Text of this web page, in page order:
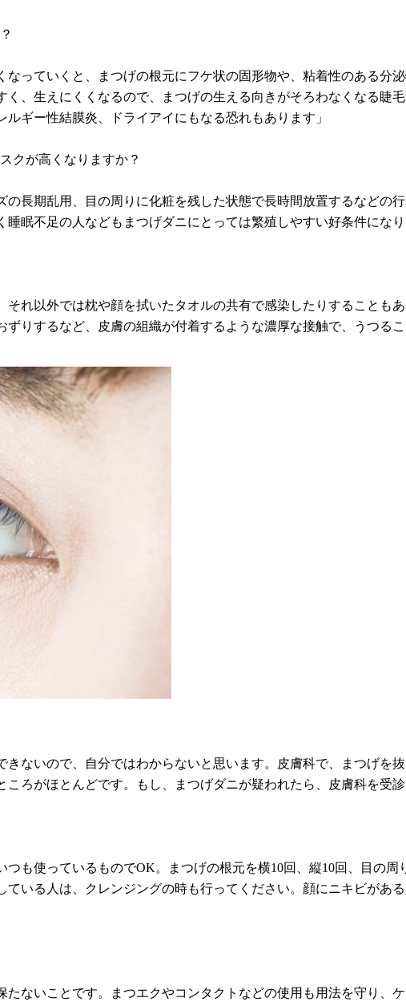
なっていくと、まつげの根元にフケ状の固形物や、粘着性のある分
、生えにくくなるので、まつげの生える向きがそろわなくなる睫
ギー性結膜炎、ドライアイにもなる恐れもあります」
クが高くなりますか？
の長期乱用、目の周りに化粧を残した状態で長時間放置するなどの
眠不足の人などもまつげダニにとっては繁殖しやすい好条件になり
それ以外では枕や顔を拭いたタオルの共有で感染したりすることも
りするなど、皮膚の組織が付着するような濃厚な接触で、うつるこ
きないので、自分ではわからないと思います。皮膚科で、まつげ
ろがほとんどです。もし、まつげダニが疑われたら、皮膚科を受診
つも使っているものでOK。まつげの根元を横10回、縦10回、目の
いる人は、クレンジングの時も行ってください。顔にニキビがあ
たないことです。まつエクやコンタクトなどの使用も用法を守り、